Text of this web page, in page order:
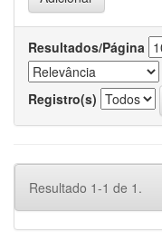
Resultados/Página
Registro(s)
Resultado 1-1 de 1.